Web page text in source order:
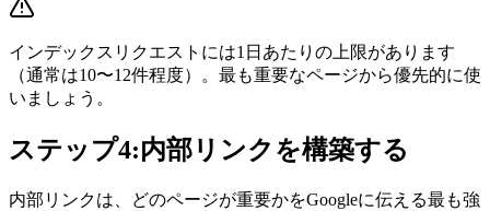
インデックスリクエストには1日あたりの上限があります
（通常は10〜12件程度）。最も重要なページから優先的に使
いましょう。
ステップ4:内部リンクを構築する
内部リンクは、どのページが重要かをGoogleに伝える最も強